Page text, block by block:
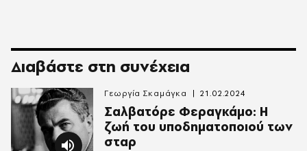
Διαβάστε στη συνέχεια
Σαλβατόρε Φεραγκάμο: Η
ζωή του υποδηματοποιού των
σταρ
Γεωργία Σκαμάγκα 21.02.2024